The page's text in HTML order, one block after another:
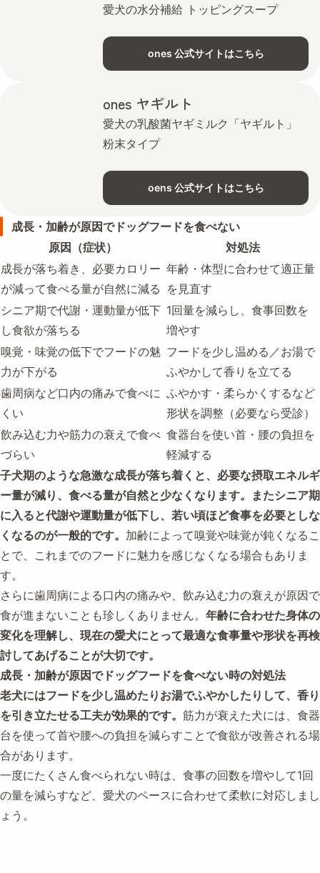
愛犬の水分補給 トッピングスープ
ones 公式サイトはこちら
ones ヤギルト
愛犬の乳酸菌ヤギミルク「ヤギルト」
粉末タイプ
oens 公式サイトはこちら
成長・加齢が原因でドッグフードを食べない
原因（症状）
対処法
成長が落ち着き、必要カロリー
が減って食べる量が自然に減る
年齢・体型に合わせて適正量
を見直す
シニア期で代謝・運動量が低下
し食欲が落ちる
1回量を減らし、食事回数を
増やす
嗅覚・味覚の低下でフードの魅
力が下がる
フードを少し温める／お湯で
ふやかして香りを立てる
歯周病など口内の痛みで食べに
くい
ふやかす・柔らかくするなど
形状を調整（必要なら受診）
飲み込む力や筋力の衰えで食べ
づらい
食器台を使い首・腰の負担を
軽減する
子犬期のような急激な成長が落ち着くと、必要な摂取エネルギ
ー量が減り、食べる量が自然と少なくなります。またシニア期
に入ると代謝や運動量が低下し、若い頃ほど食事を必要としな
くなるのが一般的です。 加齢によって嗅覚や味覚が鈍くなるこ
とで、これまでのフードに魅力を感じなくなる場合もありま
す。
さらに歯周病による口内の痛みや、飲み込む力の衰えが原因で
食が進まないことも珍しくありません。 年齢に合わせた身体の
変化を理解し、現在の愛犬にとって最適な食事量や形状を再検
討してあげることが大切です。
成長・加齢が原因でドッグフードを食べない時の対処法
老犬にはフードを少し温めたりお湯でふやかしたりして、香り
を引き立たせる工夫が効果的です。 筋力が衰えた犬には、食器
台を使って首や腰への負担を減らすことで食欲が改善される場
合があります。
一度にたくさん食べられない時は、食事の回数を増やして1回
の量を減らすなど、愛犬のペースに合わせて柔軟に対応しまし
ょう。